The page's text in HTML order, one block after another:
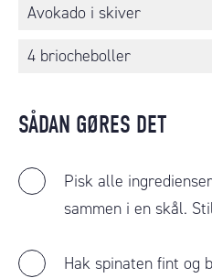
Avokado i skiver
4 briocheboller
SÅDAN GØRES DET
Pisk alle
sammen i en skål.
Hak spinaten fint og